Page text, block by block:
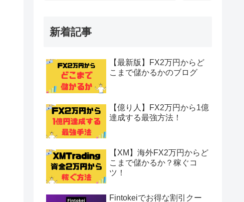
新着記事
【最新版】FX2万円からど
こまで儲かるかのブログ
【億り人】FX2万円から1億
達成する最強方法！
【XM】海外FX2万円からど
こまで儲かるか？稼ぐコ
ツ！
Fintokeiでお得な割引クー